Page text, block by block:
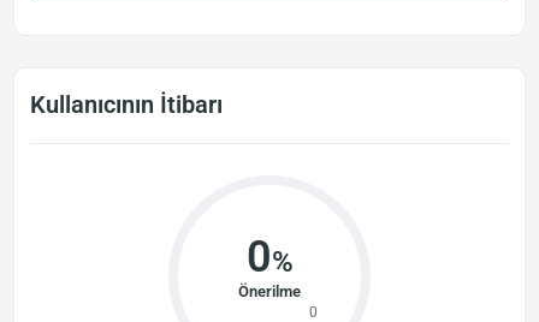
Kullanıcının İtibarı
0%
Önerilme
0